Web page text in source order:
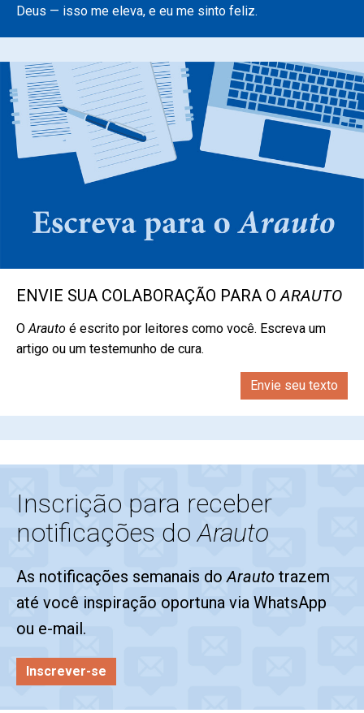
Deus — isso me eleva, e eu me sinto feliz.
ENVIE SUA COLABORAÇÃO PARA OARAUTO
OArauto é escrito por leitores como você. Escreva um
artigo ou um testemunho de cura.
Envie seu texto
Inscrição para receber
notificações doArauto
As notificações semanais doArauto trazem
até você inspiração oportuna via WhatsApp
ou e-mail.
Inscrever-se